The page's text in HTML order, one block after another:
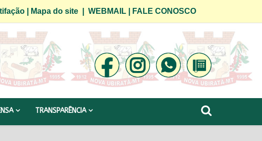
| Mapa do site| WEBMAIL| FALE CONOSCO
TRANSPARÊNCIA